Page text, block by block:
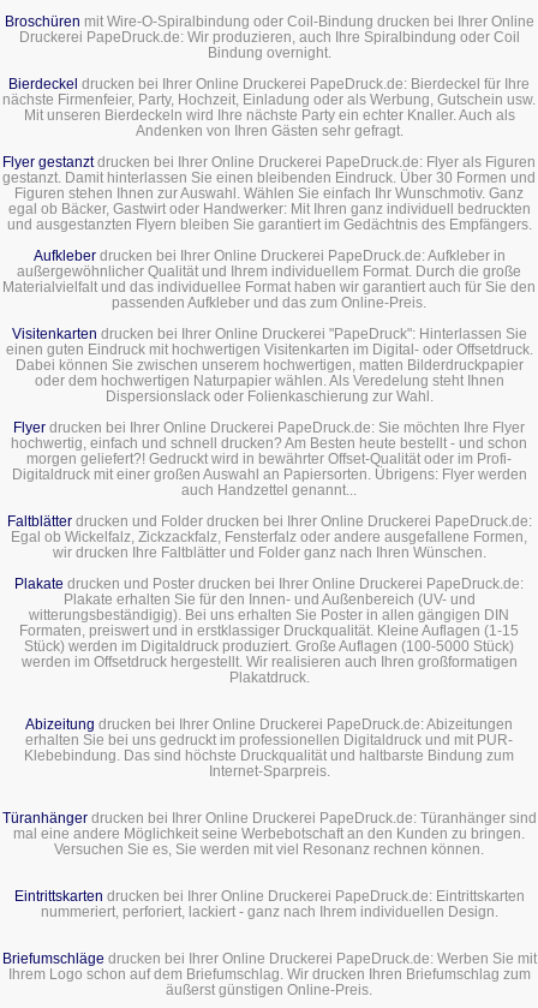
Broschüren mit Wire-O-Spiralbindung oder Coil-Bindung drucken bei Ihrer Online
Druckerei PapeDruck.de: Wir produzieren, auch Ihre Spiralbindung oder Coil
Bindung overnight.
Bierdeckel drucken bei Ihrer Online Druckerei PapeDruck.de: Bierdeckel für Ihre
nächste Firmenfeier, Party, Hochzeit, Einladung oder als Werbung, Gutschein usw.
Mit unseren Bierdeckeln wird Ihre nächste Party ein echter Knaller. Auch als
Andenken von Ihren Gästen sehr gefragt.
Flyer gestanztdrucken bei Ihrer Online Druckerei PapeDruck.de: Flyer als Figuren
gestanzt. Damit hinterlassen Sie einen bleibenden Eindruck. Über 30 Formen und
Figuren stehen Ihnen zur Auswahl. Wählen Sie einfach Ihr Wunschmotiv. Ganz
egal ob Bäcker, Gastwirt oder Handwerker: Mit Ihren ganz individuell bedruckten
und ausgestanzten Flyern bleiben Sie garantiert im Gedächtnis des Empfängers.
Aufkleberdrucken bei Ihrer Online Druckerei PapeDruck.de: Aufkleber in
außergewöhnlicher Qualität und Ihrem individuellem Format. Durch die große
Materialvielfalt und das individuellee Format haben wir garantiert auch für Sie den
passenden Aufkleber und das zum Online-Preis.
Visitenkarten drucken bei Ihrer Online Druckerei "PapeDruck": Hinterlassen Sie
einen guten Eindruck mit hochwertigen Visitenkarten im Digital- oder Offsetdruck.
Dabei können Sie zwischen unserem hochwertigen, matten Bilderdruckpapier
oder dem hochwertigen Naturpapier wählen. Als Veredelung steht Ihnen
Dispersionslack oder Folienkaschierung zur Wahl.
Flyer drucken bei Ihrer Online Druckerei PapeDruck.de: Sie möchten Ihre Flyer
hochwertig, einfach und schnell drucken? Am Besten heute bestellt - und schon
morgen geliefert?! Gedruckt wird in bewährter Offset-Qualität oder im Profi-
Digitaldruck mit einer großen Auswahl an Papiersorten. Übrigens: Flyer werden
auch Handzettel genannt...
Faltblätterdrucken und Folder drucken bei Ihrer Online Druckerei PapeDruck.de:
Egal ob Wickelfalz, Zickzackfalz, Fensterfalz oder andere ausgefallene Formen,
wir drucken Ihre Faltblätter und Folder ganz nach Ihren Wünschen.
Plakate drucken und Poster drucken bei Ihrer Online Druckerei PapeDruck.de:
Plakate erhalten Sie für den Innen- und Außenbereich (UV- und
witterungsbeständigig). Bei uns erhalten Sie Poster in allen gängigen DIN
Formaten, preiswert und in erstklassiger Druckqualität. Kleine Auflagen (1-15
Stück) werden im Digitaldruck produziert. Große Auflagen (100-5000 Stück)
werden im Offsetdruck hergestellt. Wir realisieren auch Ihren großformatigen
Plakatdruck.
Abizeitung drucken bei Ihrer Online Druckerei PapeDruck.de: Abizeitungen
erhalten Sie bei uns gedruckt im professionellen Digitaldruck und mit PUR-
Klebebindung. Das sind höchste Druckqualität und haltbarste Bindung zum
Internet-Sparpreis.
Türanhängerdrucken bei Ihrer Online Druckerei PapeDruck.de: Türanhänger sind
mal eine andere Möglichkeit seine Werbebotschaft an den Kunden zu bringen.
Versuchen Sie es, Sie werden mit viel Resonanz rechnen können.
Eintrittskarten drucken bei Ihrer Online Druckerei PapeDruck.de: Eintrittskarten
nummeriert, perforiert, lackiert - ganz nach Ihrem individuellen Design.
Briefumschläge drucken bei Ihrer Online Druckerei PapeDruck.de: Werben Sie mit
Ihrem Logo schon auf dem Briefumschlag. Wir drucken Ihren Briefumschlag zum
äußerst günstigen Online-Preis.